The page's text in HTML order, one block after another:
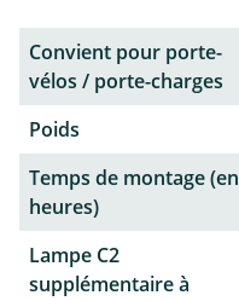
Convient pour porte-
vélos / porte-charges
Poids
Temps de montage (en
heures)
Lampe C2
supplémentaire à